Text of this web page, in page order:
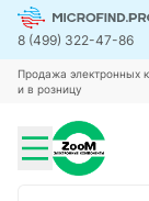
8 (499) 322-47-86
Продажа электронных
и в розницу